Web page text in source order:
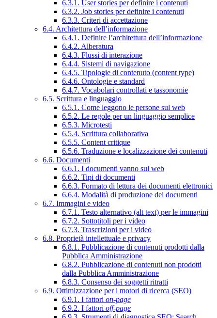
6.3.1. User stories per definire i contenuti
6.3.2. Job stories per definire i contenuti
6.3.3. Criteri di accettazione
6.4. Architettura dell’informazione
6.4.1. Definire l’architettura dell’informazione
6.4.2. Alberatura
6.4.3. Flussi di interazione
6.4.4. Sistemi di navigazione
6.4.5. Tipologie di contenuto (content type)
6.4.6. Ontologie e standard
6.4.7. Vocabolari controllati e tassonomie
6.5. Scrittura e linguaggio
6.5.1. Come leggono le persone sul web
6.5.2. Le regole per un linguaggio semplice
6.5.3. Microtesti
6.5.4. Scrittura collaborativa
6.5.5. Content critique
6.5.6. Traduzione e localizzazione dei contenuti
6.6. Documenti
6.6.1. I documenti vanno sul web
6.6.2. Tipi di documenti
6.6.3. Formato di lettura dei documenti elettronici
6.6.4. Modalità di produzione dei documenti
6.7. Immagini e video
6.7.1. Testo alternativo (alt text) per le immagini
6.7.2. Sottotitoli per i video
6.7.3. Trascrizioni per i video
6.8. Proprietà intellettuale e privacy
6.8.1. Pubblicazione di contenuti prodotti dalla
Pubblica Amministrazione
6.8.2. Pubblicazione di contenuti non prodotti
dalla Pubblica Amministrazione
6.8.3. Consenso dei soggetti ritratti
6.9. Ottimizzazione per i motori di ricerca (SEO)
6.9.1. I fattori on-page
6.9.2. I fattori off-page